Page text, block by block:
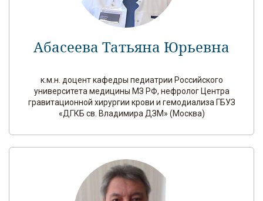
Абасеева Татьяна Юрьевна
к.м.н. доцент кафедры педиатрии Российского
университета медицины МЗ РФ, нефролог Центра
гравитационной хирургии крови и гемодиализа ГБУЗ
«ДГКБ св. Владимира ДЗМ» (Москва)